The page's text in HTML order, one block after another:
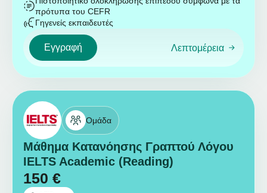
πρότυπα του CEFR
Γηγενείς εκπαιδευτές
Εγγραφή Λεπτομέρεια
Ομάδα
Μάθημα Κατανόησης Γραπτού Λόγου
IELTS Academic (Reading)
150 €